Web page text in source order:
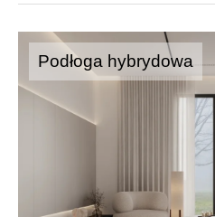
Podłoga hybrydowa